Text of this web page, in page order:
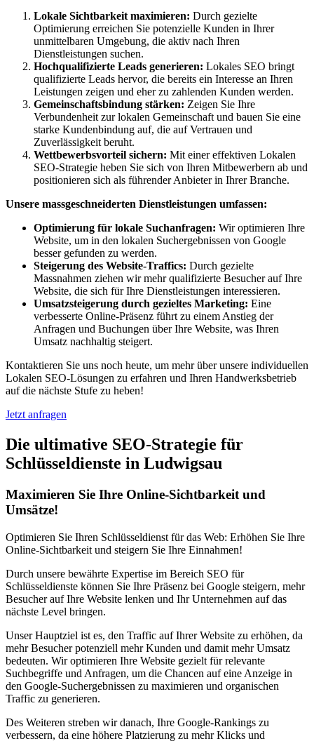
Lokale Sichtbarkeit maximieren: Durch gezielte
Optimierung erreichen Sie potenzielle Kunden in Ihrer
unmittelbaren Umgebung, die aktiv nach Ihren
Dienstleistungen suchen.
Hochqualifizierte Leads generieren: Lokales SEO bringt
qualifizierte Leads hervor, die bereits ein Interesse an Ihren
Leistungen zeigen und eher zu zahlenden Kunden werden.
Gemeinschaftsbindung stärken: Zeigen Sie Ihre
Verbundenheit zur lokalen Gemeinschaft und bauen Sie eine
starke Kundenbindung auf, die auf Vertrauen und
Zuverlässigkeit beruht.
Wettbewerbsvorteil sichern: Mit einer effektiven Lokalen
SEO-Strategie heben Sie sich von Ihren Mitbewerbern ab und
positionieren sich als führender Anbieter in Ihrer Branche.
Unsere massgeschneiderten Dienstleistungen umfassen:
Optimierung für lokale Suchanfragen: Wir optimieren Ihre
Website, um in den lokalen Suchergebnissen von Google
besser gefunden zu werden.
Steigerung des Website-Traffics: Durch gezielte
Massnahmen ziehen wir mehr qualifizierte Besucher auf Ihre
Website, die sich für Ihre Dienstleistungen interessieren.
Umsatzsteigerung durch gezieltes Marketing: Eine
verbesserte Online-Präsenz führt zu einem Anstieg der
Anfragen und Buchungen über Ihre Website, was Ihren
Umsatz nachhaltig steigert.
Kontaktieren Sie uns noch heute, um mehr über unsere individuellen
Lokalen SEO-Lösungen zu erfahren und Ihren Handwerksbetrieb
auf die nächste Stufe zu heben!
Jetzt anfragen
Die ultimative SEO-Strategie für
Schlüsseldienste in Ludwigsau
Maximieren Sie Ihre Online-Sichtbarkeit und
Umsätze!
Optimieren Sie Ihren Schlüsseldienst für das Web: Erhöhen Sie Ihre
Online-Sichtbarkeit und steigern Sie Ihre Einnahmen!
Durch unsere bewährte Expertise im Bereich SEO für
Schlüsseldienste können Sie Ihre Präsenz bei Google steigern, mehr
Besucher auf Ihre Website lenken und Ihr Unternehmen auf das
nächste Level bringen.
Unser Hauptziel ist es, den Traffic auf Ihrer Website zu erhöhen, da
mehr Besucher potenziell mehr Kunden und damit mehr Umsatz
bedeuten. Wir optimieren Ihre Website gezielt für relevante
Suchbegriffe und Anfragen, um die Chancen auf eine Anzeige in
den Google-Suchergebnissen zu maximieren und organischen
Traffic zu generieren.
Des Weiteren streben wir danach, Ihre Google-Rankings zu
verbessern, da eine höhere Platzierung zu mehr Klicks und